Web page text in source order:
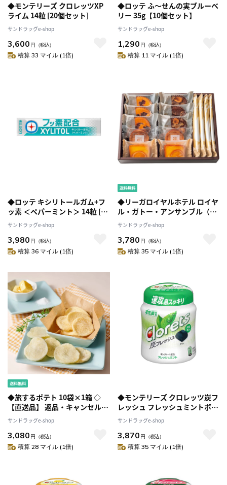
◆モンテリーズ クロレッツXP
ライム 14粒 [20個セット]
サンドラッグe-shop
3,600 円 （税込）
積算 33 マイル (1倍)
◆ロッテ ふ～せんの実ブルーベ
リー 35g【10個セット】
サンドラッグe-shop
1,290 円 （税込）
積算 11 マイル (1倍)
◆ロッテ キシリトールガム+フ
ッ素 ＜ペパーミント＞ 14粒 [20
個セット]
サンドラッグe-shop
3,980 円 （税込）
積算 36 マイル (1倍)
◆リーガロイヤルホテル ロイヤ
ル・ガトー・アンサンブル（14
個）【直送品】 返品・キャンセ
ル・他商品と同時購入は不可
サンドラッグe-shop
3,780 円 （税込）
積算 35 マイル (1倍)
◆旅するポテト 10袋×1箱 ◇
【直送品】 返品・キャンセル・
他商品と同時購入は不可
サンドラッグe-shop
3,080 円 （税込）
積算 28 マイル (1倍)
◆モンテリーズ クロレッツ炭フ
レッシュ フレッシュミントボト
ル 112g [6個セット]
サンドラッグe-shop
3,870 円 （税込）
積算 35 マイル (1倍)